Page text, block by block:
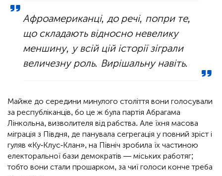
Афроамериканці, до речі, попри те,
що складають відносно невелику
меншину, у всій цій історії зіграли
величезну роль. Вирішальну навіть.
Майже до середини минулого століття вони голосували
за республіканців, бо це ж була партія Абрагама
Лінкольна, визволителя від рабства. Але їхня масова
міграція з Півдня, де панувала сегрегація у повний зріст і
гуляв «Ку-Клус-Клан», на Північ зробила їх частиною
електоральної бази демократів — міських работяг;
тобто вони стали прошарком, за чиї голоси конче треба